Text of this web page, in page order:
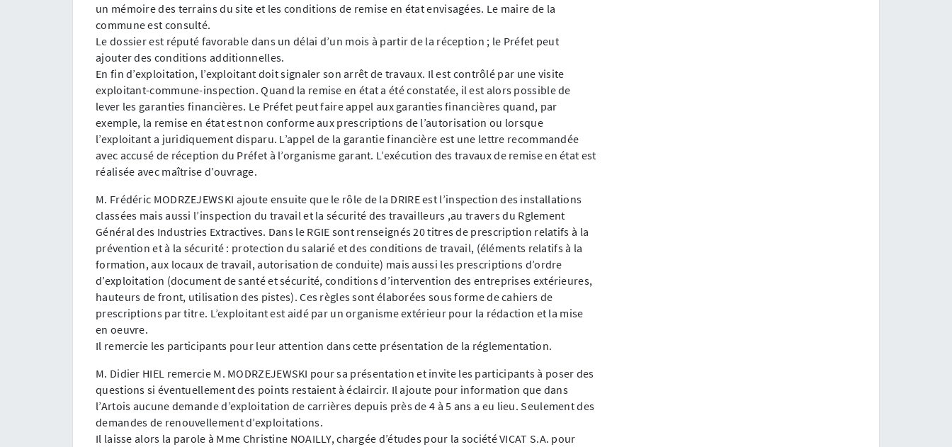
un mémoire des terrains du site et les conditions de remise en état envisagées. Le maire de la
commune est consulté.
Le dossier est réputé favorable dans un délai d’un mois à partir de la réception ; le Préfet peut
ajouter des conditions additionnelles.
En fin d’exploitation, l’exploitant doit signaler son arrêt de travaux. Il est contrôlé par une visite
exploitant-commune-inspection. Quand la remise en état a été constatée, il est alors possible de
lever les garanties financières. Le Préfet peut faire appel aux garanties financières quand, par
exemple, la remise en état est non conforme aux prescriptions de l’autorisation ou lorsque
l’exploitant a juridiquement disparu. L’appel de la garantie financière est une lettre recommandée
avec accusé de réception du Préfet à l’organisme garant. L’exécution des travaux de remise en état est
réalisée avec maîtrise d’ouvrage.
M. Frédéric MODRZEJEWSKI ajoute ensuite que le rôle de la DRIRE est l’inspection des installations
classées mais aussi l’inspection du travail et la sécurité des travailleurs ,au travers du Rglement
Général des Industries Extractives. Dans le RGIE sont renseignés 20 titres de prescription relatifs à la
prévention et à la sécurité : protection du salarié et des conditions de travail, (éléments relatifs à la
formation, aux locaux de travail, autorisation de conduite) mais aussi les prescriptions d’ordre
d’exploitation (document de santé et sécurité, conditions d’intervention des entreprises extérieures,
hauteurs de front, utilisation des pistes). Ces règles sont élaborées sous forme de cahiers de
prescriptions par titre. L’exploitant est aidé par un organisme extérieur pour la rédaction et la mise
en oeuvre.
Il remercie les participants pour leur attention dans cette présentation de la réglementation.
M. Didier HIEL remercie M. MODRZEJEWSKI pour sa présentation et invite les participants à poser des
questions si éventuellement des points restaient à éclaircir. Il ajoute pour information que dans
l’Artois aucune demande d’exploitation de carrières depuis près de 4 à 5 ans a eu lieu. Seulement des
demandes de renouvellement d’exploitations.
Il laisse alors la parole à Mme Christine NOAILLY, chargée d’études pour la société VICAT S.A. pour